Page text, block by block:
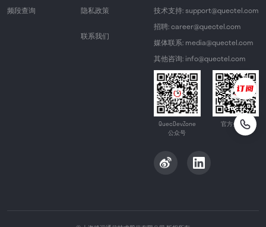
频段查询
隐私政策
联系我们
技术支持: support@quectel.com
招聘: career@quectel.com
媒体联系: media@quectel.com
其他咨询: info@quectel.com
QuecDevZone
公众号
官方公众号